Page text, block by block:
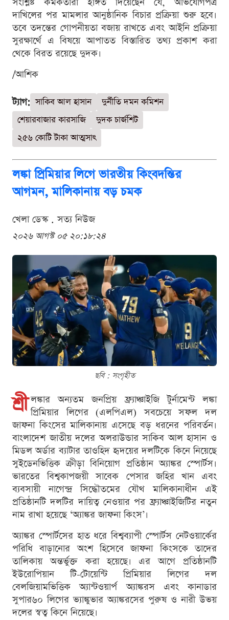
দাখিলের পর মামলার আনুষ্ঠানিক বিচার প্রক্রিয়া শুরু হবে।
তবে তদন্তের গোপনীয়তা বজায় রাখতে এবং আইনি প্রক্রিয়া
সুরক্ষার্থে এ বিষয়ে আপাতত বিস্তারিত তথ্য প্রকাশ করা
থেকে বিরত রয়েছে দুদক।
/আশিক
ট্যাগ: সাকিব আল হাসান
দুর্নীতি দমন কমিশন
শেয়ারবাজার কারসাজি
দুদক চার্জশিট
২৫৬ কোটি টাকা আত্মসাৎ
লঙ্কা প্রিমিয়ার লিগে ভারতীয় কিংবদন্তির
আগমন, মালিকানায় বড় চমক
খেলা ডেস্ক . সত্য নিউজ
২০২৬ আগস্ট ০৫ ২০:১৮:২৪
ছবি : সংগৃহীত
শ্রী লঙ্কার অন্যতম জনপ্রিয় ফ্র্যাঞ্চাইজি টুর্নামেন্ট লঙ্কা
প্রিমিয়ার লিগের (এলপিএল) সবচেয়ে সফল দল
জাফনা কিংসের মালিকানায় এসেছে বড় ধরনের পরিবর্তন।
বাংলাদেশ জাতীয় দলের অলরাউন্ডার সাকিব আল হাসান ও
মিডল অর্ডার ব্যাটার তাওহিদ হৃদয়ের দলটিকে কিনে নিয়েছে
সুইডেনভিত্তিক ক্রীড়া বিনিয়োগ প্রতিষ্ঠান অ্যাঙ্কর স্পোর্টস।
ভারতের বিশ্বকাপজয়ী সাবেক পেসার জহির খান এবং
ব্যবসায়ী নাগেন্দ্র সিদ্ধৌতমের যৌথ মালিকানাধীন এই
প্রতিষ্ঠানটি দলটির দায়িত্ব নেওয়ার পর ফ্র্যাঞ্চাইজিটির নতুন
নাম রাখা হয়েছে ‘অ্যাঙ্কর জাফনা কিংস’।
অ্যাঙ্কর স্পোর্টসের হাত ধরে বিশ্বব্যাপী স্পোর্টস নেটওয়ার্কের
পরিধি বাড়ানোর অংশ হিসেবে জাফনা কিংসকে তাদের
তালিকায় অন্তর্ভুক্ত করা হয়েছে। এর আগে প্রতিষ্ঠানটি
ইউরোপিয়ান টি-টোয়েন্টি প্রিমিয়ার লিগের দল
বেলজিয়ামভিত্তিক অ্যান্টওয়ার্প অ্যাঙ্করস এবং কানাডার
সুপার৬০ লিগের ভ্যাঙ্কুভার অ্যাঙ্করসের পুরুষ ও নারী উভয়
দলের স্বত্ব কিনে নিয়েছে।